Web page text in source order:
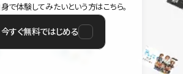
で体験してみたいという方はこちら。
今すぐ無料ではじめる